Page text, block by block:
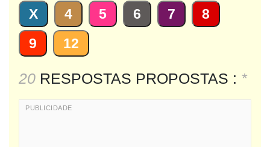
X 4 5 6 7
8
9
12
20 RESPOSTAS PROPOSTAS : *